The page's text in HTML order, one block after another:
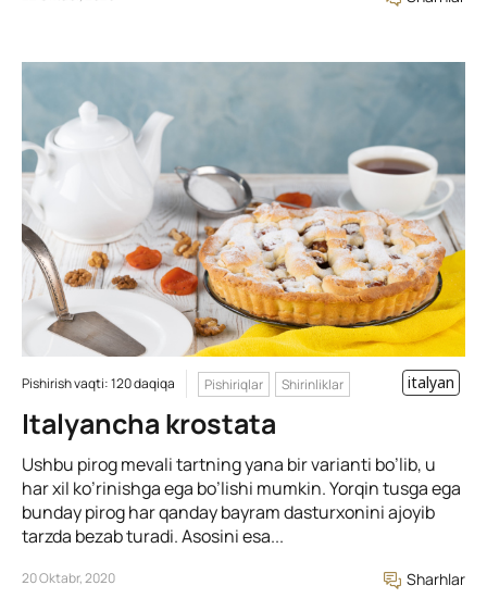
Pishirish vaqti: 120 daqiqa Pishiriqlar Shirinliklar italyan
Italyancha krostata
Ushbu pirog mevali tartning yana bir varianti bo’lib, u
har xil ko’rinishga ega bo’lishi mumkin. Yorqin tusga ega
bunday pirog har qanday bayram dasturxonini ajoyib
tarzda bezab turadi. Asosini esa...
20 Oktabr, 2020 Sharhlar